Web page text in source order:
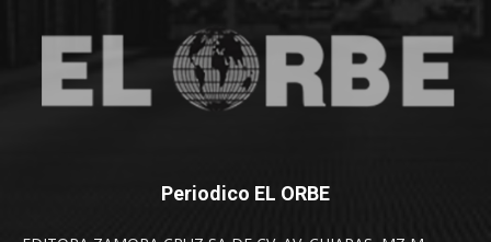
Periodico EL ORBE